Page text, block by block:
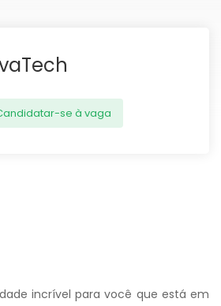
se à vaga
incrível para você que está em